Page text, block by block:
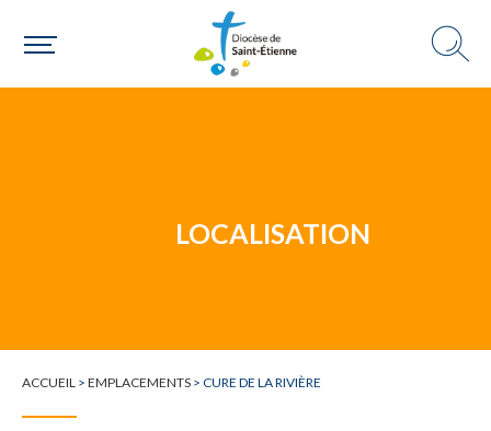
LOCALISATION
ACCUEIL > EMPLACEMENTS > CURE DE LA RIVIÈRE